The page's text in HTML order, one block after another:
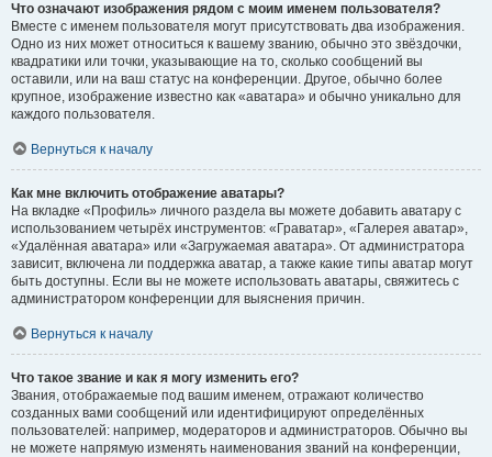
Что означают изображения рядом с моим именем пользователя?
Вместе с именем пользователя могут присутствовать два изображения.
Одно из них может относиться к вашему званию, обычно это звёздочки,
квадратики или точки, указывающие на то, сколько сообщений вы
оставили, или на ваш статус на конференции. Другое, обычно более
крупное, изображение известно как «аватара» и обычно уникально для
каждого пользователя.
Вернуться к началу
Как мне включить отображение аватары?
На вкладке «Профиль» личного раздела вы можете добавить аватару с
использованием четырёх инструментов: «Граватар», «Галерея аватар»,
«Удалённая аватара» или «Загружаемая аватара». От администратора
зависит, включена ли поддержка аватар, а также какие типы аватар могут
быть доступны. Если вы не можете использовать аватары, свяжитесь с
администратором конференции для выяснения причин.
Вернуться к началу
Что такое звание и как я могу изменить его?
Звания, отображаемые под вашим именем, отражают количество
созданных вами сообщений или идентифицируют определённых
пользователей: например, модераторов и администраторов. Обычно вы
не можете напрямую изменять наименования званий на конференции,